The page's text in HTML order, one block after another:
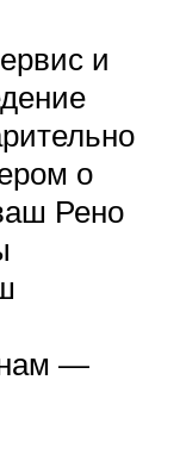
и
о
Рено
нам —